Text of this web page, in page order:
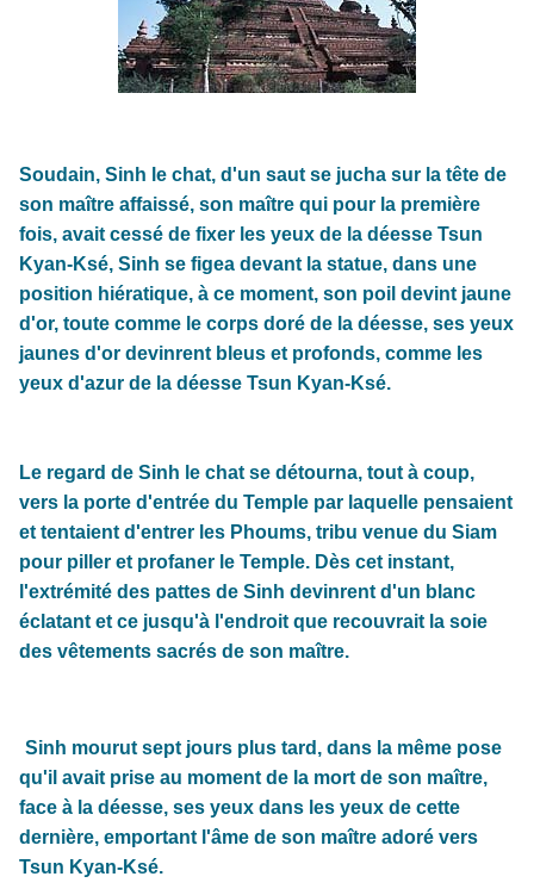
Soudain, Sinh le chat, d'un saut se jucha sur la tête de
son maître affaissé, son maître qui pour la première
fois, avait cessé de fixer les yeux de la déesse Tsun
Kyan-Ksé, Sinh se figea devant la statue, dans une
position hiératique, à ce moment, son poil devint jaune
d'or, toute comme le corps doré de la déesse, ses yeux
jaunes d'or devinrent bleus et profonds, comme les
yeux d'azur de la déesse Tsun Kyan-Ksé.
Le regard de Sinh le chat se détourna, tout à coup,
vers la porte d'entrée du Temple par laquelle pensaient
et tentaient d'entrer les Phoums, tribu venue du Siam
pour piller et profaner le Temple. Dès cet instant,
l'extrémité des pattes de Sinh devinrent d'un blanc
éclatant et ce jusqu'à l'endroit que recouvrait la soie
des vêtements sacrés de son maître.
Sinh mourut sept jours plus tard, dans la même pose
qu'il avait prise au moment de la mort de son maître,
face à la déesse, ses yeux dans les yeux de cette
dernière, emportant l'âme de son maître adoré vers
Tsun Kyan-Ksé.